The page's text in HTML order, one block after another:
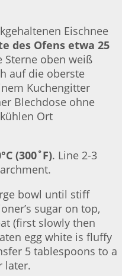
Eischnee
des Ofens etwa 25
Sterne oben weiß
auf die oberste
Kuchengitter
Blechdose ohne
Ort
(300˚F). Line 2-3
bowl until stiff
sugar on top,
(first slowly then
egg white is fluffy
5 tablespoons to a
later.